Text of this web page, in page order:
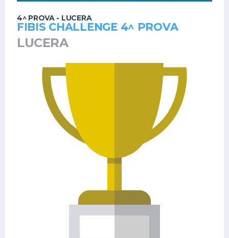
4^ PROVA - LUCERA
FIBIS CHALLENGE 4^ PROVA
LUCERA